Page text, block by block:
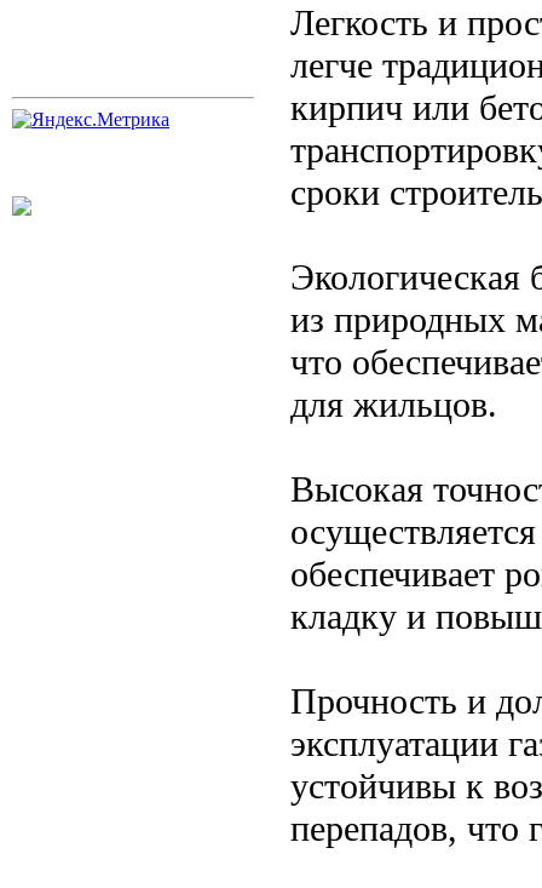
Легкость и
легче
кирпич или
сроки
Экологическая
из природных
что
для жильцов.
Высокая
обеспечивает
кладку и
Прочность и
эксплуатации
устойчивы к
перепадов, что